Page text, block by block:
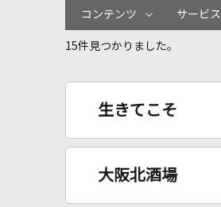
コンテンツ サービス
15件見つかりました。
生きてこそ
大阪北酒場